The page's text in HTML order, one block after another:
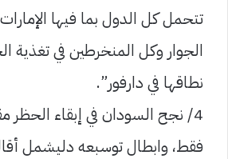
تتحمل كل الدول بما فيها
الجوار وكل المنخرطين في تغذية
نطاقها في دارفور”.
4/ نجح السودان في إبقاء الحظر
فقط، وابطال توسبعه دليشمل